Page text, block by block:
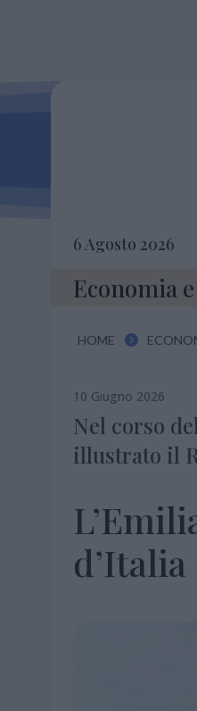
6 Agosto 2026
Economia
HOME 
10 Giugno 2026
Nel corso
illustrato il
d’Italia